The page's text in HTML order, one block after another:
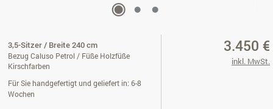
3,5-Sitzer / Breite 240 cm
Bezug Caluso Petrol / Füße Holzfüße
Kirschfarben
Für Sie handgefertigt und geliefert in: 6-8
Wochen
3.450 €
inkl. MwSt.